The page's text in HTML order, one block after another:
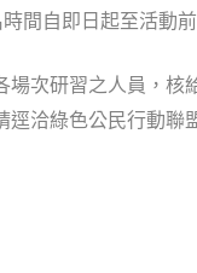
間自即日起至活
次研習之人員，核
逕洽綠色公民行動